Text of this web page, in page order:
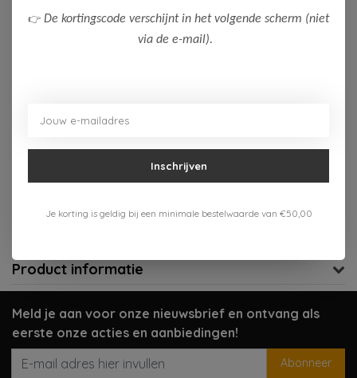
Niet op voorraad
Aan verlanglijst toevoegen
Gratis verzenden vanaf 75,-
Verzenden 1-3 werkdagen
Product informatie
Meld je aan voor onze nieuwsbrief en ontvang als
eerste onze acties en aanbiedingen!
Abonneer
👉 De kortingscode verschijnt in het volgende scherm (niet
via de e-mail).
Inschrijven
Je korting is geldig bij een minimale bestelwaarde van €50,00